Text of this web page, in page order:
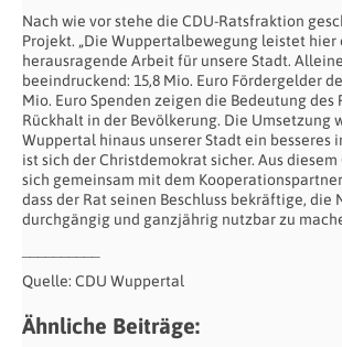
Nach wie vor stehe die CDU-Ratsfraktion
Projekt. „Die Wuppertalbewegung leistet hier
herausragende Arbeit für unsere Stadt.
beeindruckend: 15,8 Mio. Euro Fördergelder
Mio. Euro Spenden zeigen die Bedeutung des
Rückhalt in der Bevölkerung. Die Umsetzung
Wuppertal hinaus unserer Stadt ein besseres
ist sich der Christdemokrat sicher. Aus diesem
sich gemeinsam mit dem
dass der Rat seinen Beschluss bekräftige, die
durchgängig und ganzjährig nutzbar zu
Quelle: CDU Wuppertal
Ähnliche Beiträge: